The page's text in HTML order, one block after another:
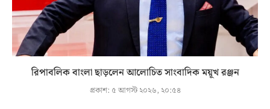
রিপাবলিক বাংলা ছাড়লেন আলোচিত সাংবাদিক ময়ূখ রঞ্জন
প্রকাশ: ৫ আগস্ট ২০২৬, ২০:৫৪